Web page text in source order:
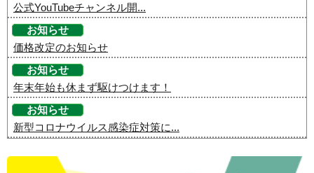
公式YouTubeチャンネル開...
お知らせ
価格改定のお知らせ
お知らせ
年末年始も休まず駆けつけます！
お知らせ
新型コロナウイルス感染症対策に...